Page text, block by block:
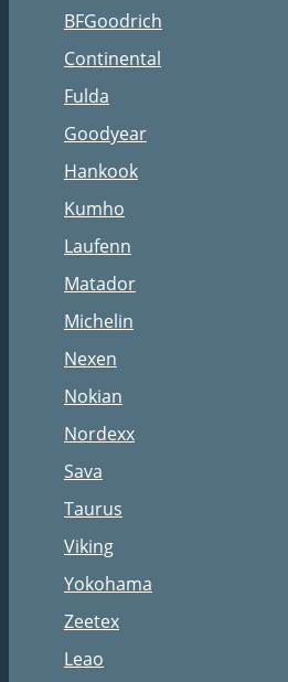
BFGoodrich
Continental
Fulda
Goodyear
Hankook
Kumho
Laufenn
Matador
Michelin
Nexen
Nokian
Nordexx
Sava
Taurus
Viking
Yokohama
Zeetex
Leao